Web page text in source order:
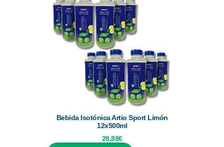
Bebida Isotónica Artio Sport Limón
12x500ml
28,88€